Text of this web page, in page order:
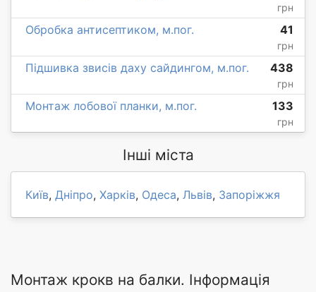
грн
Обробка антисептиком, м.пог. 41
грн
Підшивка звисів даху сайдингом, м.пог. 438
грн
Монтаж лобової планки, м.пог. 133
грн
Інші міста
Київ, Дніпро, Харків, Одеса, Львів, Запоріжжя
Монтаж крокв на балки. Інформація